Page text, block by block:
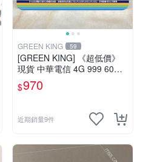
GREEN KING 59
[GREEN KING] 《超低價》
現貨 中華電信 4G 999 60天
網路吃到飽 儲值卡 網卡 網路
儲值卡 上網卡 如意卡
$970
近期銷量9件